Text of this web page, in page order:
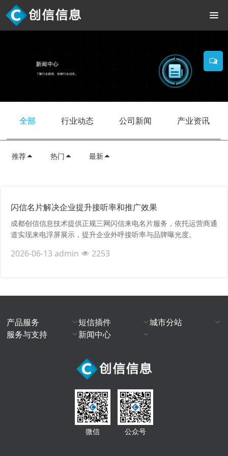
全部 行业动态 公司新闻 产业资讯
推荐 热门 最新
闪信名片解决企业提升接听率和推广效果
成都创信信息技术提供正规三网闪信来电名片服务，依托运营商通
道实现来电浮屏展示，提升企业外呼接听率与品牌曝光度。
2026-06-13 admin 2253
产品服务 短信插件
城市分站
服务与支持
新闻中心
微信 公众号